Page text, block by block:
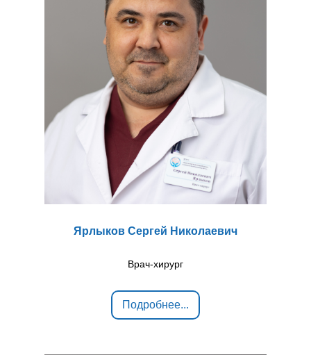
Ярлыков Сергей Николаевич
Врач-хирург
Подробнее...